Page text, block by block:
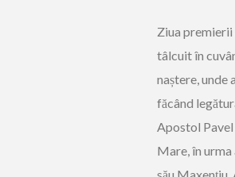
Ziua premierii
tâlcuit în
naștere, unde
făcând
Apostol
Mare, în urma
său